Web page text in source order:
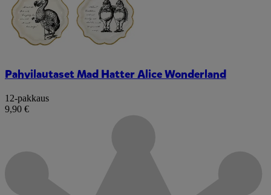
Pahvilautaset Mad Hatter Alice Wonderland
12-pakkaus
9,90 €